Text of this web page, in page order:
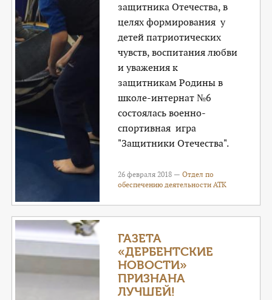
защитника Отечества, в
целях формирования у
детей патриотических
чувств, воспитания любви
и уважения к
защитникам Родины в
школе-интернат №6
состоялась военно-
спортивная игра
"Защитники Отечества".
26 февраля 2018 —Отдел по
обеспечению деятельности АТК
ГАЗЕТА
«ДЕРБЕНТСКИЕ
НОВОСТИ»
ПРИЗНАНА
ЛУЧШЕЙ!